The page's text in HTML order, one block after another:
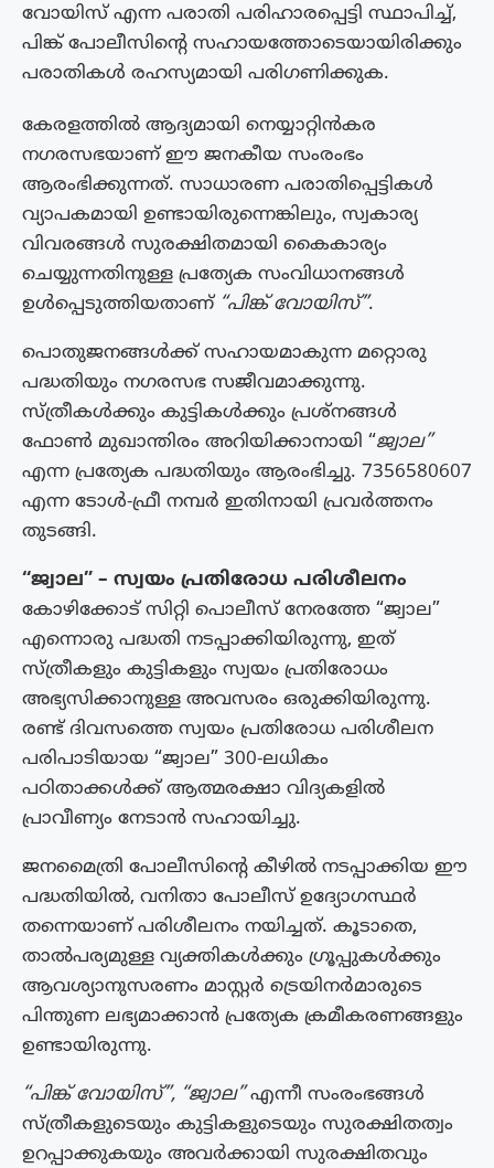
വോയിസ് എന്ന പരാതി പരിഹാരപ്പെട്ടി സ്ഥാപിച്ച്,
പിങ്ക് പോലീസിന്റെ സഹായത്തോടെയായിരിക്കും
പരാതികൾ രഹസ്യമായി പരിഗണിക്കുക.
കേരളത്തിൽ ആദ്യമായി നെയ്യാറ്റിൻകര
നഗരസഭയാണ് ഈ ജനകീയ സംരംഭം
ആരംഭിക്കുന്നത്. സാധാരണ പരാതിപ്പെട്ടികൾ
വ്യാപകമായി ഉണ്ടായിരുന്നെങ്കിലും, സ്വകാര്യ
വിവരങ്ങൾ സുരക്ഷിതമായി കൈകാര്യം
ചെയ്യുന്നതിനുള്ള പ്രത്യേക സംവിധാനങ്ങൾ
ഉൾപ്പെടുത്തിയതാണ് “പിങ്ക് വോയിസ്”.
പൊതുജനങ്ങൾക്ക് സഹായമാകുന്ന മറ്റൊരു
പദ്ധതിയും നഗരസഭ സജീവമാക്കുന്നു.
സ്ത്രീകൾക്കും കുട്ടികൾക്കും പ്രശ്നങ്ങൾ
ഫോൺ മുഖാന്തിരം അറിയിക്കാനായി “ജ്വാല”
എന്ന പ്രത്യേക പദ്ധതിയും ആരംഭിച്ചു. 7356580607
എന്ന ടോൾ-ഫ്രീ നമ്പർ ഇതിനായി പ്രവർത്തനം
തുടങ്ങി.
“ജ്വാല” – സ്വയം പ്രതിരോധ പരിശീലനം
കോഴിക്കോട് സിറ്റി പൊലീസ് നേരത്തേ “ജ്വാല”
എന്നൊരു പദ്ധതി നടപ്പാക്കിയിരുന്നു, ഇത്
സ്ത്രീകളും കുട്ടികളും സ്വയം പ്രതിരോധം
അഭ്യസിക്കാനുള്ള അവസരം ഒരുക്കിയിരുന്നു.
രണ്ട് ദിവസത്തെ സ്വയം പ്രതിരോധ പരിശീലന
പരിപാടിയായ “ജ്വാല” 300-ലധികം
പഠിതാക്കൾക്ക് ആത്മരക്ഷാ വിദ്യകളിൽ
പ്രാവീണ്യം നേടാൻ സഹായിച്ചു.
ജനമൈത്രി പോലീസിന്റെ കീഴിൽ നടപ്പാക്കിയ ഈ
പദ്ധതിയിൽ, വനിതാ പോലീസ് ഉദ്യോഗസ്ഥർ
തന്നെയാണ് പരിശീലനം നയിച്ചത്. കൂടാതെ,
താൽപര്യമുള്ള വ്യക്തികൾക്കും ഗ്രൂപ്പുകൾക്കും
ആവശ്യാനുസരണം മാസ്റ്റർ ട്രെയിനർമാരുടെ
പിന്തുണ ലഭ്യമാക്കാൻ പ്രത്യേക ക്രമീകരണങ്ങളും
ഉണ്ടായിരുന്നു.
“പിങ്ക് വോയിസ്”, “ജ്വാല”എന്നീ സംരംഭങ്ങൾ
സ്ത്രീകളുടെയും കുട്ടികളുടെയും സുരക്ഷിതത്വം
ഉറപ്പാക്കുകയും അവർക്കായി സുരക്ഷിതവും